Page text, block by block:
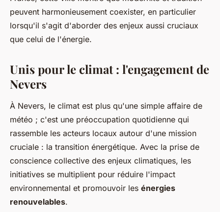
peuvent harmonieusement coexister, en particulier
lorsqu'il s'agit d'aborder des enjeux aussi cruciaux
que celui de l'énergie.
Unis pour le climat : l'engagement de
Nevers
À Nevers, le climat est plus qu'une simple affaire de
météo ; c'est une préoccupation quotidienne qui
rassemble les acteurs locaux autour d'une mission
cruciale : la transition énergétique. Avec la prise de
conscience collective des enjeux climatiques, les
initiatives se multiplient pour réduire l'impact
environnemental et promouvoir les énergies
renouvelables.